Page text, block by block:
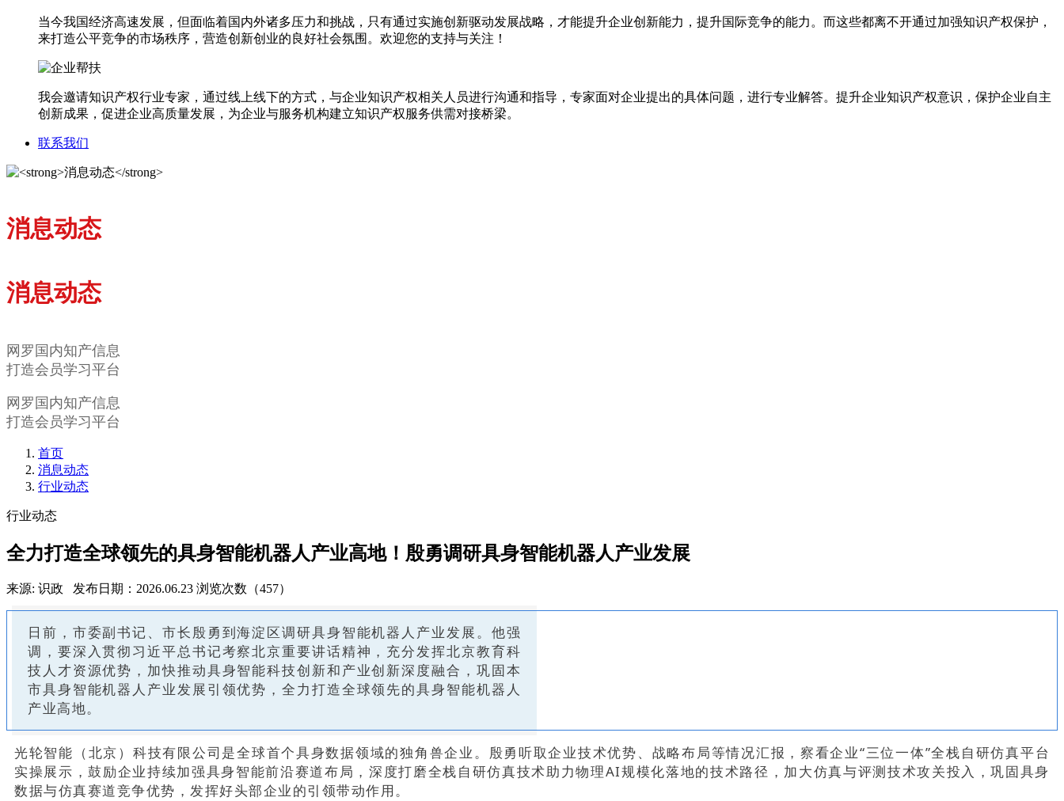
当今我国经济高速发展，但面临着国内外诸多压力和挑战，只有通过实施创新驱动发展战略，才能提升企业创新能力，提升国际竞争的能力。而这些都离不开通过加强知识产权保护，
来打造公平竞争的市场秩序，营造创新创业的良好社会氛围。欢迎您的支持与关注！
我会邀请知识产权行业专家，通过线上线下的方式，与企业知识产权相关人员进行沟通和指导，专家面对企业提出的具体问题，进行专业解答。提升企业知识产权意识，保护企业自主
创新成果，促进企业高质量发展，为企业与服务机构建立知识产权服务供需对接桥梁。
联系我们
消息动态
消息动态
网罗国内知产信息
打造会员学习平台
网罗国内知产信息
打造会员学习平台
首页
消息动态
行业动态
行业动态
全力打造全球领先的具身智能机器人产业高地！殷勇调研具身智能机器人产业发展
来源: 识政 发布日期：2026.06.23 浏览次数（457）
日前，市委副书记、市长殷勇到海淀区调研具身智能机器人产业发展。他强
调，要深入贯彻习近平总书记考察北京重要讲话精神，充分发挥北京教育科
技人才资源优势，加快推动具身智能科技创新和产业创新深度融合，巩固本
市具身智能机器人产业发展引领优势，全力打造全球领先的具身智能机器人
产业高地。
光轮智能（北京）科技有限公司是全球首个具身数据领域的独角兽企业。殷勇听取企业技术优势、战略布局等情况汇报，察看企业“三位一体”全栈自研仿真平台
实操展示，鼓励企业持续加强具身智能前沿赛道布局，深度打磨全栈自研仿真技术助力物理AI规模化落地的技术路径，加大仿真与评测技术攻关投入，巩固具身
数据与仿真赛道竞争优势，发挥好头部企业的引领带动作用。